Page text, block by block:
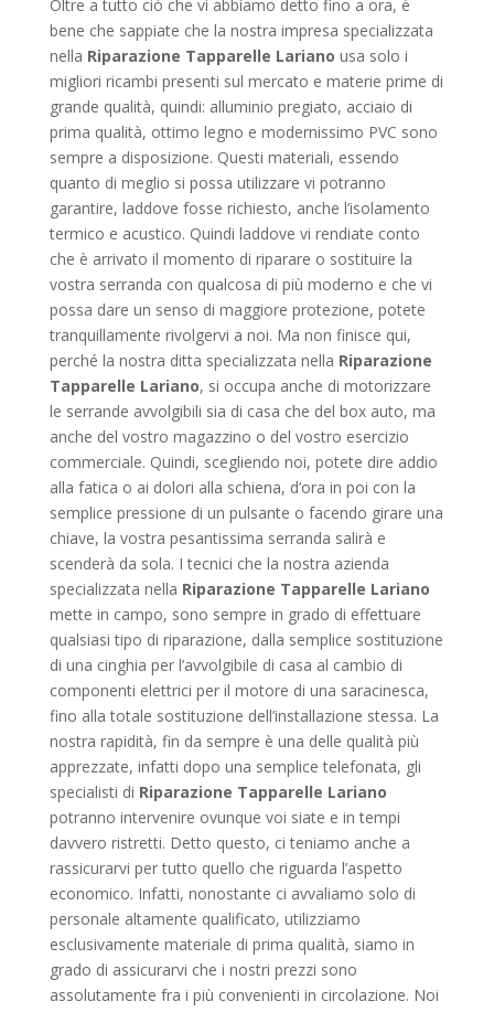
Oltre a tutto ciò che vi abbiamo detto fino a ora, è
bene che sappiate che la nostra impresa specializzata
nella Riparazione Tapparelle Lariano usa solo i
migliori ricambi presenti sul mercato e materie prime di
grande qualità, quindi: alluminio pregiato, acciaio di
prima qualità, ottimo legno e modernissimo PVC sono
sempre a disposizione. Questi materiali, essendo
quanto di meglio si possa utilizzare vi potranno
garantire, laddove fosse richiesto, anche l’isolamento
termico e acustico. Quindi laddove vi rendiate conto
che è arrivato il momento di riparare o sostituire la
vostra serranda con qualcosa di più moderno e che vi
possa dare un senso di maggiore protezione, potete
tranquillamente rivolgervi a noi. Ma non finisce qui,
perché la nostra ditta specializzata nella Riparazione
Tapparelle Lariano, si occupa anche di motorizzare
le serrande avvolgibili sia di casa che del box auto, ma
anche del vostro magazzino o del vostro esercizio
commerciale. Quindi, scegliendo noi, potete dire addio
alla fatica o ai dolori alla schiena, d’ora in poi con la
semplice pressione di un pulsante o facendo girare una
chiave, la vostra pesantissima serranda salirà e
scenderà da sola. I tecnici che la nostra azienda
specializzata nella Riparazione Tapparelle Lariano
mette in campo, sono sempre in grado di effettuare
qualsiasi tipo di riparazione, dalla semplice sostituzione
di una cinghia per l’avvolgibile di casa al cambio di
componenti elettrici per il motore di una saracinesca,
fino alla totale sostituzione dell’installazione stessa. La
nostra rapidità, fin da sempre è una delle qualità più
apprezzate, infatti dopo una semplice telefonata, gli
specialisti di Riparazione Tapparelle Lariano
potranno intervenire ovunque voi siate e in tempi
davvero ristretti. Detto questo, ci teniamo anche a
rassicurarvi per tutto quello che riguarda l’aspetto
economico. Infatti, nonostante ci avvaliamo solo di
personale altamente qualificato, utilizziamo
esclusivamente materiale di prima qualità, siamo in
grado di assicurarvi che i nostri prezzi sono
assolutamente fra i più convenienti in circolazione. Noi